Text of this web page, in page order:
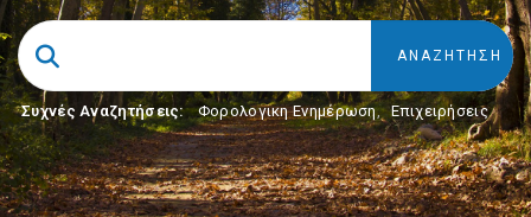
Συχνές Αναζητήσεις: Φορολογικη Ενημέρωση, Επιχειρήσεις